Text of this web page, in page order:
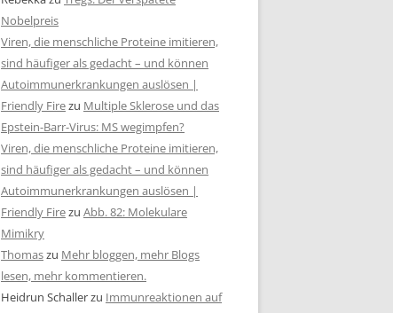
Nobelpreis
Viren, die menschliche Proteine imitieren,
sind häufiger als gedacht – und können
Autoimmunerkrankungen auslösen |
Friendly Firezu Multiple Sklerose und das
Epstein-Barr-Virus: MS wegimpfen?
Viren, die menschliche Proteine imitieren,
sind häufiger als gedacht – und können
Autoimmunerkrankungen auslösen |
Friendly Firezu Abb. 82: Molekulare
Mimikry
Thomaszu Mehr bloggen, mehr Blogs
lesen, mehr kommentieren.
Heidrun Schallerzu Immunreaktionen auf